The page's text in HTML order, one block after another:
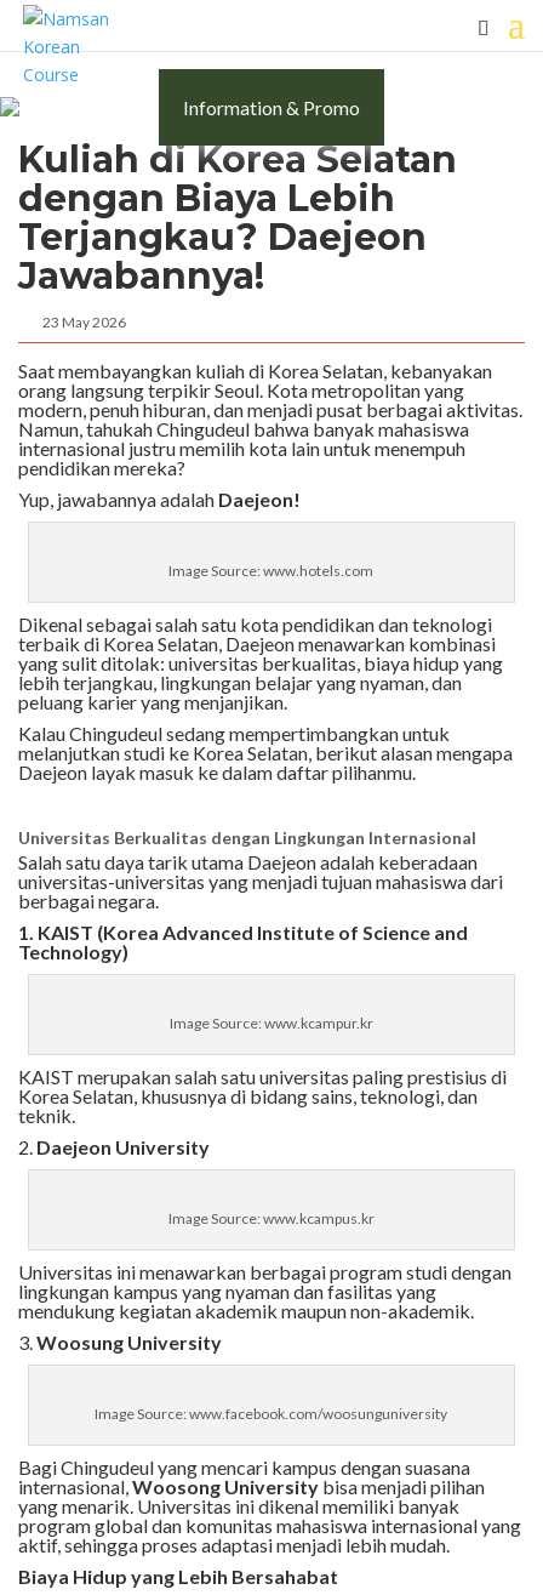
Information & Promo
Kuliah di Korea Selatan
dengan Biaya Lebih
Terjangkau? Daejeon
Jawabannya!
23 May 2026
Saat membayangkan kuliah di Korea Selatan, kebanyakan
orang langsung terpikir Seoul. Kota metropolitan yang
modern, penuh hiburan, dan menjadi pusat berbagai aktivitas.
Namun, tahukah Chingudeul bahwa banyak mahasiswa
internasional justru memilih kota lain untuk menempuh
pendidikan mereka?
Yup, jawabannya adalah Daejeon!
Image Source: www.hotels.com
Dikenal sebagai salah satu kota pendidikan dan teknologi
terbaik di Korea Selatan, Daejeon menawarkan kombinasi
yang sulit ditolak: universitas berkualitas, biaya hidup yang
lebih terjangkau, lingkungan belajar yang nyaman, dan
peluang karier yang menjanjikan.
Kalau Chingudeul sedang mempertimbangkan untuk
melanjutkan studi ke Korea Selatan, berikut alasan mengapa
Daejeon layak masuk ke dalam daftar pilihanmu.
Universitas Berkualitas dengan Lingkungan Internasional
Salah satu daya tarik utama Daejeon adalah keberadaan
universitas-universitas yang menjadi tujuan mahasiswa dari
berbagai negara.
1. KAIST (Korea Advanced Institute of Science and
Technology)
Image Source: www.kcampur.kr
KAIST merupakan salah satu universitas paling prestisius di
Korea Selatan, khususnya di bidang sains, teknologi, dan
teknik.
2. Daejeon University
Image Source: www.kcampus.kr
Universitas ini menawarkan berbagai program studi dengan
lingkungan kampus yang nyaman dan fasilitas yang
mendukung kegiatan akademik maupun non-akademik.
3.Woosung University
Image Source: www.facebook.com/woosunguniversity
Bagi Chingudeul yang mencari kampus dengan suasana
internasional,Woosong University bisa menjadi pilihan
yang menarik. Universitas ini dikenal memiliki banyak
program global dan komunitas mahasiswa internasional yang
aktif, sehingga proses adaptasi menjadi lebih mudah.
Biaya Hidup yang Lebih Bersahabat